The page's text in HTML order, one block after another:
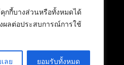
กกี้บางส่วนหรือทั้งหมดได้
ผลต่อประสบการณ์การใช้
ลย ยอมรับทั้งหมด